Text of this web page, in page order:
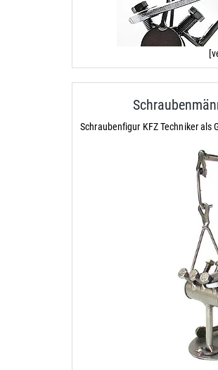
Schraubenfigur KFZ Techniker als